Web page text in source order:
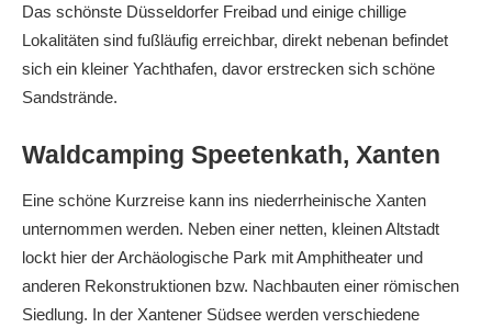
Das schönste Düsseldorfer Freibad und einige chillige
Lokalitäten sind fußläufig erreichbar, direkt nebenan befindet
sich ein kleiner Yachthafen, davor erstrecken sich schöne
Sandstrände.
Waldcamping Speetenkath, Xanten
Eine schöne Kurzreise kann ins niederrheinische Xanten
unternommen werden. Neben einer netten, kleinen Altstadt
lockt hier der Archäologische Park mit Amphitheater und
anderen Rekonstruktionen bzw. Nachbauten einer römischen
Siedlung. In der Xantener Südsee werden verschiedene